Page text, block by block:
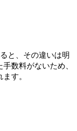
と、その違いは明
数料がないため、
す。